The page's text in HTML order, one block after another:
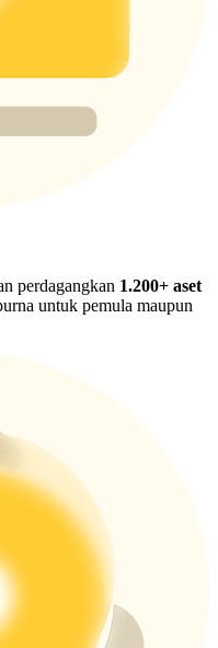
perdagangkan 1.200+ aset
untuk pemula maupun